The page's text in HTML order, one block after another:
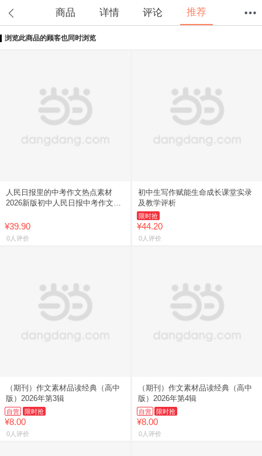
商品 详情 评论 推荐
浏览此商品的顾客也同时浏览
人民日报里的中考作文热点素材
2026新版初中人民日报中考作文热
满分作文万能作文模版冲刺热点
¥39.90
0人评价
初中生写作赋能生命成长课堂实录
及教学评析
限时抢
¥44.20
0人评价
（期刊）作文素材品读经典（高中
版）2026年第3辑
自营 限时抢
¥8.00
0人评价
（期刊）作文素材品读经典（高中
版）2026年第4辑
自营 限时抢
¥8.00
0人评价